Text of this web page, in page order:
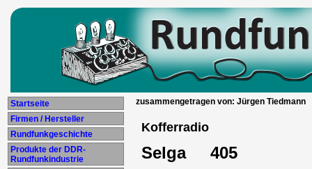
Startseite
Firmen / Hersteller
Rundfunkgeschichte
Produkte der DDR-
Rundfunkindustrie
zusammengetragen von: Jürgen Tiedmann
Kofferradio
Selga 405